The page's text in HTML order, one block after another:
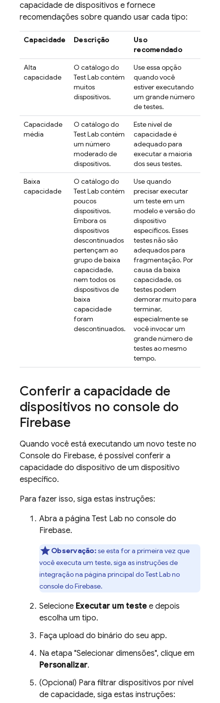
capacidade de dispositivos e fornece
recomendações sobre quando usar cada tipo:
Capacidade Descrição
Uso
recomendado
Alta
capacidade
O catálogo do
Test Labcontém
muitos
dispositivos.
Use essa opção
quando você
estiver executando
um grande número
de testes.
Capacidade
média
O catálogo do
Test Labcontém
um número
moderado de
dispositivos.
Este nível de
capacidade é
adequado para
executar a maioria
dos seus testes.
Baixa
capacidade
O catálogo do
Test Labcontém
poucos
dispositivos.
Embora os
dispositivos
descontinuados
pertençam ao
grupo de baixa
capacidade,
nem todos os
dispositivos de
baixa
capacidade
foram
descontinuados.
Use quando
precisar executar
um teste em um
modelo e versão do
dispositivo
específicos. Esses
testes não são
adequados para
fragmentação. Por
causa da baixa
capacidade, os
testes podem
demorar muito para
terminar,
especialmente se
você invocar um
grande número de
testes ao mesmo
tempo.
Conferir a capacidade de
dispositivos no console do
Firebase
Quando você está executando um novo teste no
Console do Firebase, é possível conferir a
capacidade do dispositivo de um dispositivo
específico.
Para fazer isso, siga estas instruções:
Abra a página Test Lab no console do
Firebase.
Observação:se esta for a primeira vez que
você executa um teste, siga as instruções de
integração na página principal doTest Labno
console doFirebase.
Selecione Executar um teste e depois
escolha um tipo.
Faça upload do binário do seu app.
Na etapa "Selecionar dimensões", clique em
Personalizar.
(Opcional) Para filtrar dispositivos por nível
de capacidade, siga estas instruções: